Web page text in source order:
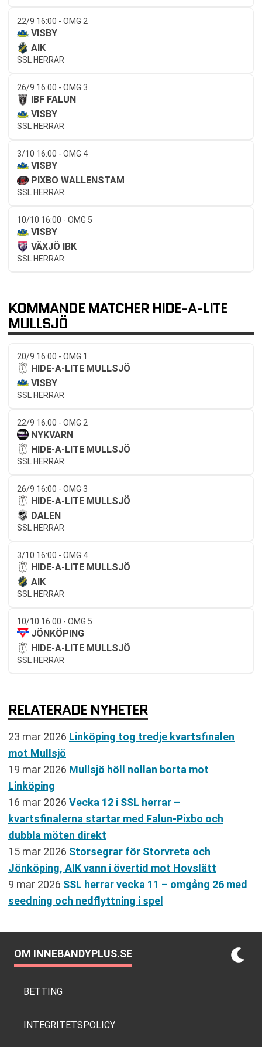
22/9 16:00 - OMG 2
VISBY
AIK
SSL HERRAR
26/9 16:00 - OMG 3
IBF FALUN
VISBY
SSL HERRAR
3/10 16:00 - OMG 4
VISBY
PIXBO WALLENSTAM
SSL HERRAR
10/10 16:00 - OMG 5
VISBY
VÄXJÖ IBK
SSL HERRAR
KOMMANDE MATCHER HIDE-A-LITE
MULLSJÖ
20/9 16:00 - OMG 1
HIDE-A-LITE MULLSJÖ
VISBY
SSL HERRAR
22/9 16:00 - OMG 2
NYKVARN
HIDE-A-LITE MULLSJÖ
SSL HERRAR
26/9 16:00 - OMG 3
HIDE-A-LITE MULLSJÖ
DALEN
SSL HERRAR
3/10 16:00 - OMG 4
HIDE-A-LITE MULLSJÖ
AIK
SSL HERRAR
10/10 16:00 - OMG 5
JÖNKÖPING
HIDE-A-LITE MULLSJÖ
SSL HERRAR
RELATERADE NYHETER
23 mar 2026 Linköping tog tredje kvartsfinalen
mot Mullsjö
19 mar 2026 Mullsjö höll nollan borta mot
Linköping
16 mar 2026 Vecka 12 i SSL herrar –
kvartsfinalerna startar med Falun-Pixbo och
dubbla möten direkt
15 mar 2026 Storsegrar för Storvreta och
Jönköping, AIK vann i övertid mot Hovslätt
9 mar 2026 SSL herrar vecka 11 – omgång 26 med
seedning och nedflyttning i spel
OM INNEBANDYPLUS.SE
BETTING
INTEGRITETSPOLICY